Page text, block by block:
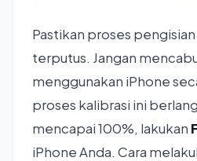
Pastikan proses
terputus. Jangan
menggunakan iPhone
proses kalibrasi ini
mencapai 100%, lakukan
iPhone Anda. Cara